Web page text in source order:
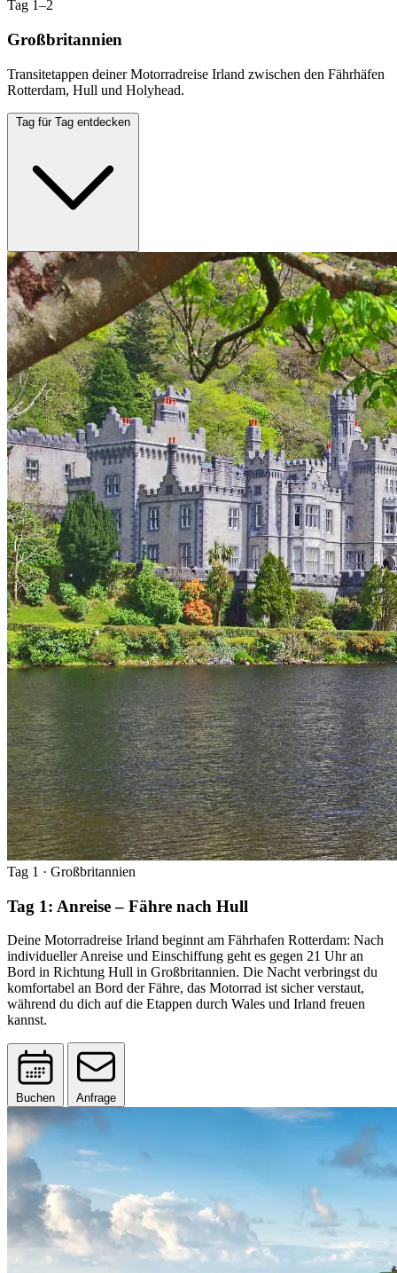
Tag 1–2
Großbritannien
Transitetappen deiner Motorradreise Irland zwischen den Fährhäfen
Rotterdam, Hull und Holyhead.
Tag für Tag entdecken
Tag 1 · Großbritannien
Tag 1: Anreise – Fähre nach Hull
Deine Motorradreise Irland beginnt am Fährhafen Rotterdam: Nach
individueller Anreise und Einschiffung geht es gegen 21 Uhr an
Bord in Richtung Hull in Großbritannien. Die Nacht verbringst du
komfortabel an Bord der Fähre, das Motorrad ist sicher verstaut,
während du dich auf die Etappen durch Wales und Irland freuen
kannst.
Buchen Anfrage